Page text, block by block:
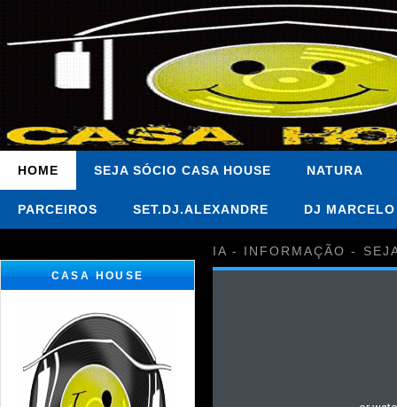
HOME SEJA SÓCIO CASA HOUSE NATURA
PARCEIROS SET.DJ.ALEXANDRE DJ
CASA HOUSE
IA - INFORMAÇÃO -